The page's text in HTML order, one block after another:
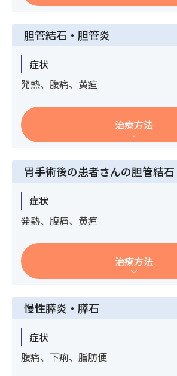
胆管結石・胆管炎
症状
発熱、腹痛、黄疸
治療方法
胃手術後の患者さんの胆管結石
症状
発熱、腹痛、黄疸
治療方法
慢性膵炎・膵石
症状
腹痛、下痢、脂肪便